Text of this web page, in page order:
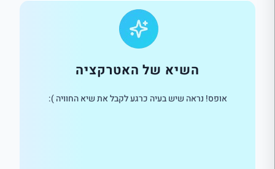
השיא של האטרקציה
אופס! נראה שיש בעיה כרגע לקבל את שיא החוויה ):